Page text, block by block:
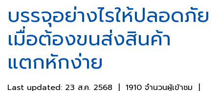
บรรจุอย่างไรให้ปลอดภัย
เมื่อต้องขนส่งสินค้า
แตกหักง่าย
Last updated: 23 ส.ค. 2568 | 1910 จำนวนผู้เข้าชม |